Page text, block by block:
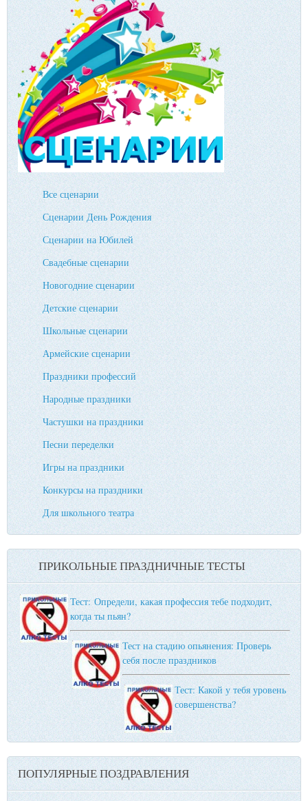
Все сценарии
Сценарии День Рождения
Сценарии на Юбилей
Свадебные сценарии
Новогодние сценарии
Детские сценарии
Школьные сценарии
Армейские сценарии
Праздники профессий
Народные праздники
Частушки на праздники
Песни переделки
Игры на праздники
Конкурсы на праздники
Для школьного театра
ПРИКОЛЬНЫЕ ПРАЗДНИЧНЫЕ ТЕСТЫ
Тест: Определи, какая профессия тебе подходит,
когда ты пьян?
Тест на стадию опьянения: Проверь
себя после праздников
Тест: Какой у тебя уровень
совершенства?
ПОПУЛЯРНЫЕ ПОЗДРАВЛЕНИЯ